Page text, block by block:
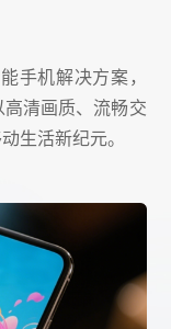
手机解决方案，
清画质、流畅交
生活新纪元。